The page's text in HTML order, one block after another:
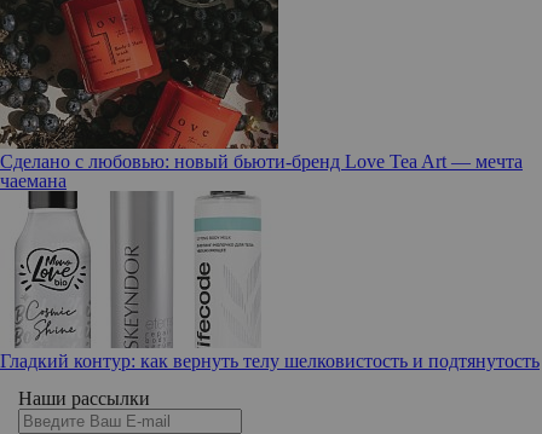
Сделано с любовью: новый бьюти-бренд Love Tea Art — мечта
чаемана
Гладкий контур: как вернуть телу шелковистость и подтянутость
Наши рассылки